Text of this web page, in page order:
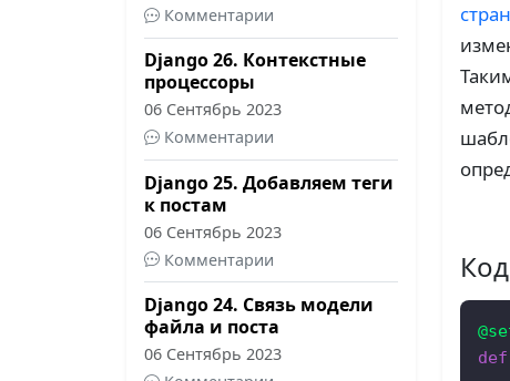
def
Комментарии
Django 26. Контекстные
процессоры
06 Сентябрь 2023
Комментарии
Django 25. Добавляем теги
к постам
06 Сентябрь 2023
Комментарии
Django 24. Связь модели
файла и поста
06 Сентябрь 2023